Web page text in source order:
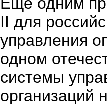
II для
управления
одном
системы
организаций